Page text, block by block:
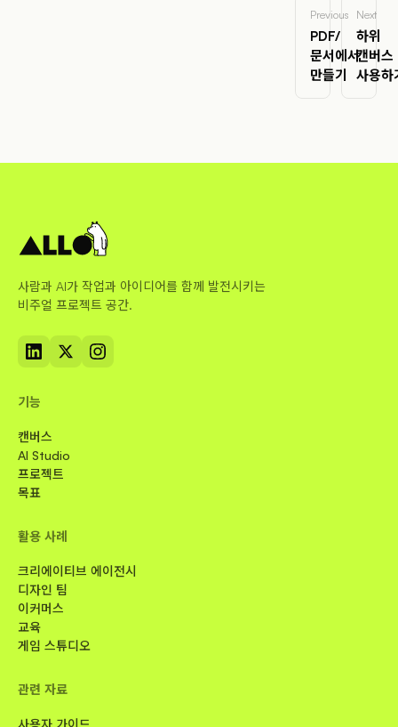
Previous
PDF/
문서에서
만들기
Next
하위
캔버스
사용하
사람과 AI가 작업과 아이디어를 함께 발전시키는
비주얼 프로젝트 공간.
기능
캔버스
AI Studio
프로젝트
목표
활용 사례
크리에이티브 에이전시
디자인 팀
이커머스
교육
게임 스튜디오
관련 자료
사용자 가이드